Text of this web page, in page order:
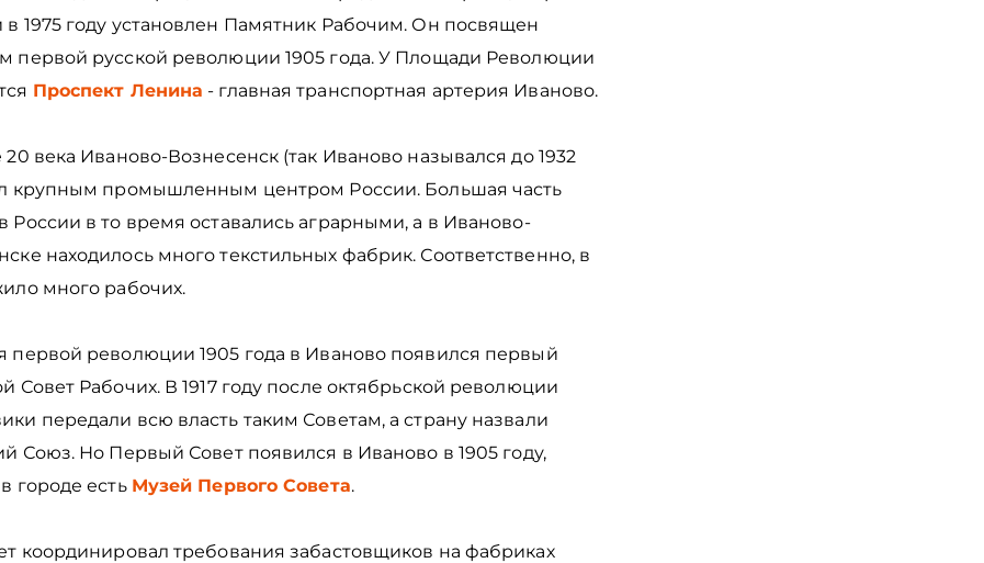
1975 году установлен Памятник Рабочим. Он посвящен
первой русской революции 1905 года. У Площади Революции
Проспект Ленина - главная транспортная артерия Иваново.
20 века Иваново-Вознесенск (так Иваново назывался до 1932
крупным промышленным центром России. Большая часть
России в то время оставались аграрными, а в Иваново-
находилось много текстильных фабрик. Соответственно, в
много рабочих.
первой революции 1905 года в Иваново появился первый
Совет Рабочих. В 1917 году после октябрьской революции
передали всю власть таким Советам, а страну назвали
Союз. Но Первый Совет появился в Иваново в 1905 году,
городе есть Музей Первого Совета.
координировал требования забастовщиков на фабриках